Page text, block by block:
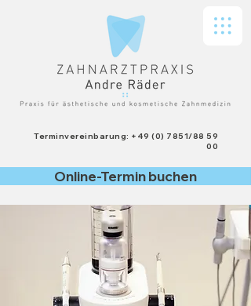
Terminvereinbarung: +49 (0) 7851/88 59
00
Online-Termin buchen